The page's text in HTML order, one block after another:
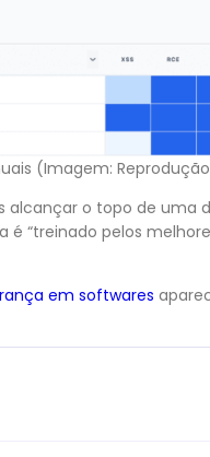
(Imagem:
o topo de uma
“treinado pelos
em softwares